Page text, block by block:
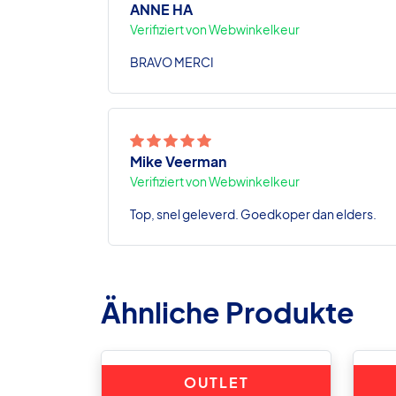
ANNE HA
Verifiziert von Webwinkelkeur
BRAVO MERCI
Mike Veerman
Verifiziert von Webwinkelkeur
Top, snel geleverd. Goedkoper dan elders.
Ähnliche Produkte
OUTLET